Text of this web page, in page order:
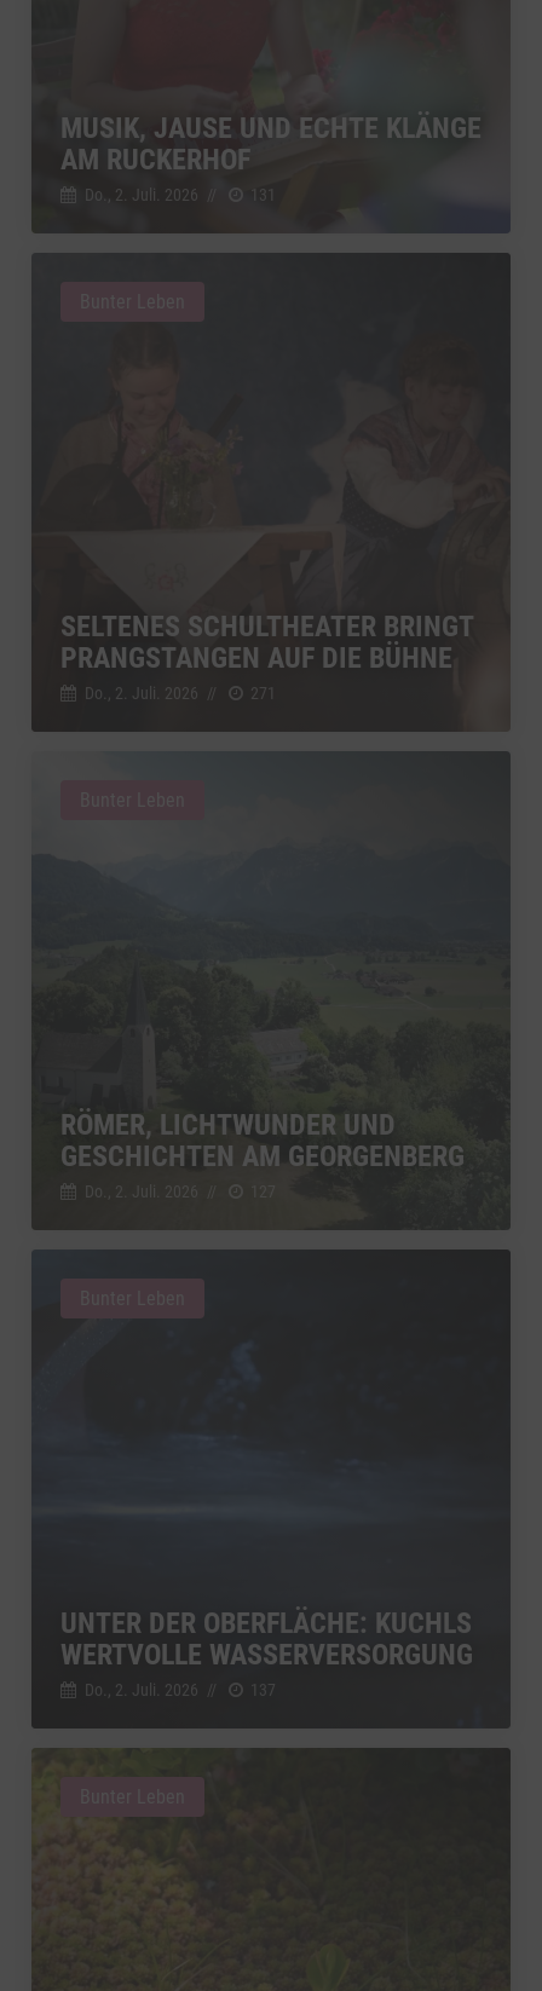
MUSIK, JAUSE UND ECHTE KLÄNGE
AM RUCKERHOF
Do., 2. Juli. 2026 131
SELTENES SCHULTHEATER BRINGT
PRANGSTANGEN AUF DIE BÜHNE
Do., 2. Juli. 2026 // 271
RÖMER, LICHTWUNDER UND
GESCHICHTEN AM GEORGENBERG
Do., 2. Juli. 2026
UNTER DER OBERFLÄCHE: KUCHLS
WERTVOLLE WASSERVERSORGUNG
Do., 2. Juli. 2026 // 137